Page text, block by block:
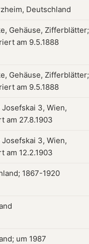
Deutschland
Gehäuse, Zifferblätter;
am 9.5.1888
Gehäuse, Zifferblätter;
am 9.5.1888
3, Wien,
am 27.8.1903
3, Wien,
am 12.2.1903
1867-1920
um 1987